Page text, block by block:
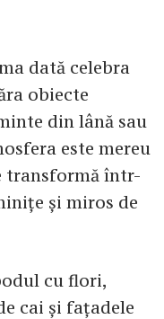
dată celebra
obiecte
din lână sau
este mereu
transformă într-
și miros de
cu flori,
cai și fațadele